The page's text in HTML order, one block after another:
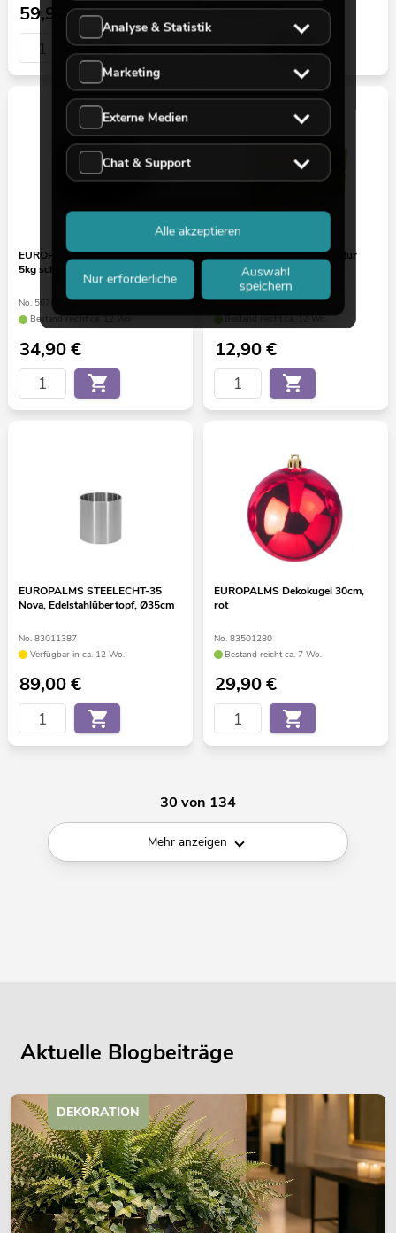
59,90€ 49,90€
EUROPALMS Drehteller 15cm bis
5kg schwarz
No. 50701191
Bestand reicht ca. 12 Wo.
34,90€
EUROPALMS Weinkiste natur
No. 83502364
Bestand reicht ca. 12 Wo.
12,90€
EUROPALMS STEELECHT-35
Nova, Edelstahlübertopf, Ø35cm
No. 83011387
Verfügbar in ca. 12 Wo.
89,00€
EUROPALMS Dekokugel 30cm,
rot
No. 83501280
Bestand reicht ca. 7 Wo.
29,90€
30 von 134
Mehr anzeigen
Aktuelle Blogbeiträge
DEKORATION
Analyse & Statistik
Marketing
Externe Medien
Chat & Support
Nur erforderliche
Auswahl
speichern
Alle akzeptieren